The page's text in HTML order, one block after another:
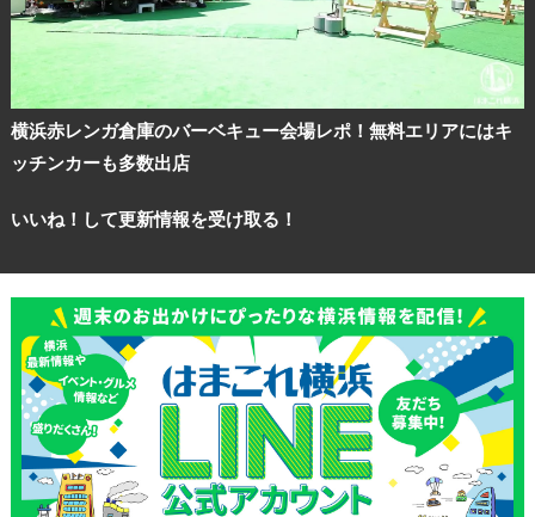
横浜赤レンガ倉庫のバーベキュー会場レポ！無料エリアにはキ
ッチンカーも多数出店
いいね！して更新情報を受け取る！